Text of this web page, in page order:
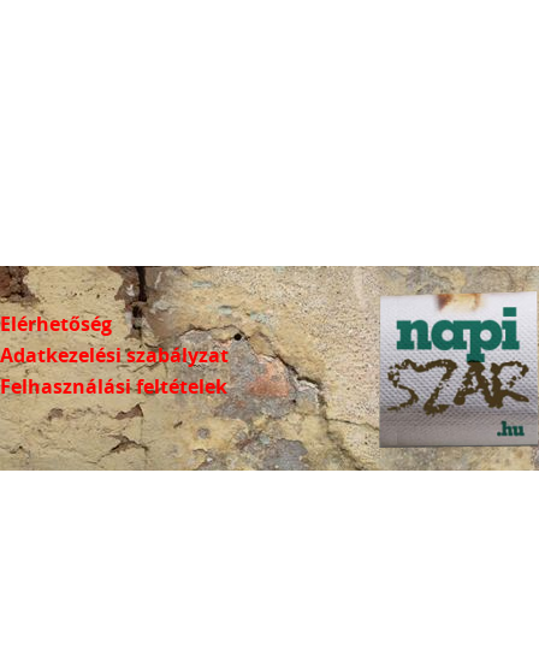
Elérhetőség
Adatkezelési szabályzat
Felhasználási feltételek